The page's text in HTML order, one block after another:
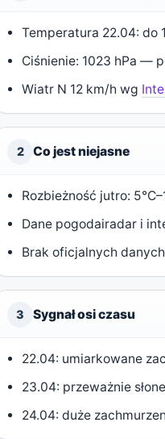
Temperatura 22.04: do
Ciśnienie: 1023 hPa —
Wiatr N 12 km/h wg
2 Co jest niejasne
Rozbieżność jutro:
Dane pogodairadar i
Brak oficjalnych
3 Sygnał osi czasu
22.04: umiarkowane
23.04: przeważnie
24.04: duże